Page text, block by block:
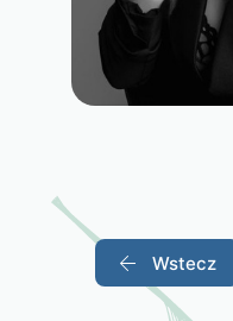
Wstecz